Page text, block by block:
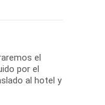
el
por el
al hotel y